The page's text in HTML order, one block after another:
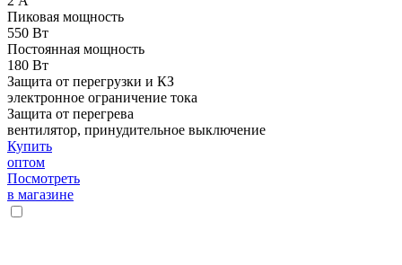
Пиковая мощность
550 Вт
Постоянная мощность
180 Вт
Защита от перегрузки и КЗ
электронное ограничение тока
Защита от перегрева
вентилятор, принудительное выключение
Купить
оптом
Посмотреть
в магазине